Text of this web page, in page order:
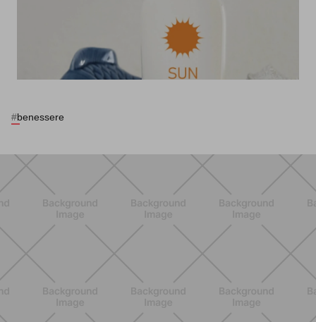
#benessere